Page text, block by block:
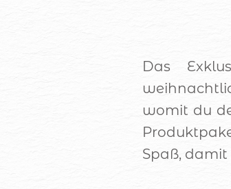
Das
womit du
Spaß,